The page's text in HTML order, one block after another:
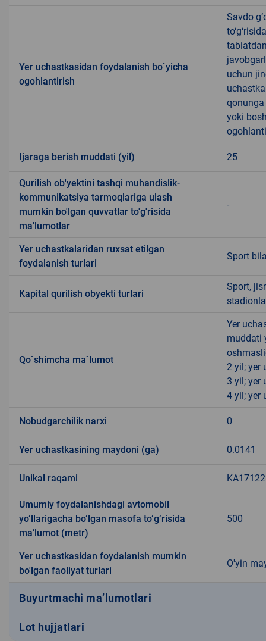
Yer uchastkasidan foydalanish bo`yicha
ogohlantirish
Savdo
uchun
yoki
Ijaraga berish muddati (yil) 25
Qurilish ob'yektini tashqi muhandislik-
kommunikatsiya tarmoqlariga ulash
mumkin bo'lgan quvvatlar to'g'risida
ma'lumotlar
-
Yer uchastkalaridan ruxsat etilgan
foydalanish turlari
Sport
Kapital qurilish obyekti turlari
Sport,
Qo`shimcha ma`lumot
Yer
muddati
2 yil; yer
3 yil; yer
4 yil; yer
Nobudgarchilik narxi 0
Yer uchastkasining maydoni (ga) 0.0141
Unikal raqami
Umumiy foydalanishdagi avtomobil
yo‘llarigacha bo‘lgan masofa to‘g‘risida
ma’lumot (metr)
500
Yer uchastkasidan foydalanish mumkin
bo'lgan faoliyat turlari
O'yin
Buyurtmachi ma’lumotlari
Lot hujjatlari